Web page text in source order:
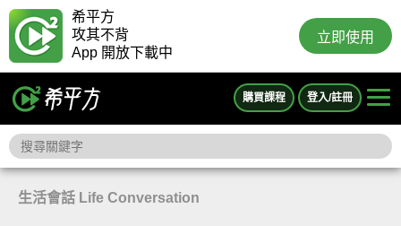
希平方
攻其不背
App 開放下載中
立即使用
購買課程 登入/註冊
生活會話 Life Conversation